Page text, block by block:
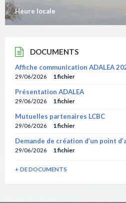
Heure locale
DOCUMENTS
Affiche communication ADALEA
29/06/2026 1 fichier
Présentation ADALEA
29/06/2026 1 fichier
Mutuelles partenaires LCBC
29/06/2026 1 fichier
Demande de création d’un point
29/06/2026 1 fichier
+ DE DOCUMENTS